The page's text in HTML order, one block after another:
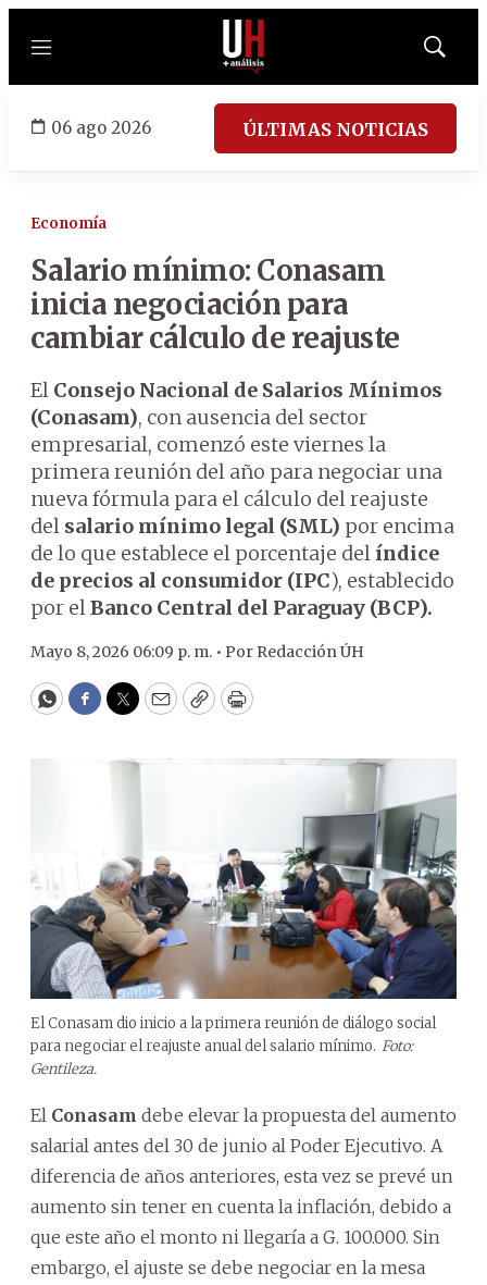
Menú
Mostrar
06 ago 2026 ÚLTIMAS NOTICIAS
Economía
Salario mínimo: Conasam
inicia negociación para
cambiar cálculo de reajuste
El Consejo Nacional de Salarios Mínimos
(Conasam), con ausencia del sector
empresarial, comenzó este viernes la
primera reunión del año para negociar una
nueva fórmula para el cálculo del reajuste
del salario mínimo legal (SML) por encima
de lo que establece el porcentaje del índice
de precios al consumidor (IPC), establecido
por elBanco Central del Paraguay (BCP).
Mayo 8, 2026 06:09 p. m. • Por Redacción ÚH
WhatsApp
Facebook
Twitter
EmailCopyPrint
El Conasam dio inicio a la primera reunión de diálogo social
para negociar el reajuste anual del salario mínimo. Foto:
Gentileza.
El Conasam debe elevar la propuesta del aumento
salarial antes del 30 de junio al Poder Ejecutivo. A
diferencia de años anteriores, esta vez se prevé un
aumento sin tener en cuenta la inflación, debido a
que este año el monto ni llegaría a G. 100.000. Sin
embargo, el ajuste se debe negociar en la mesa